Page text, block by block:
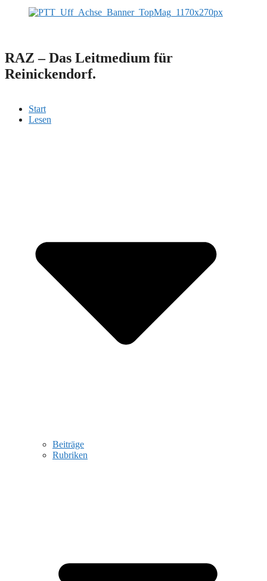
RAZ – Das Leitmedium für
Reinickendorf.
Start
Lesen
Beiträge
Rubriken